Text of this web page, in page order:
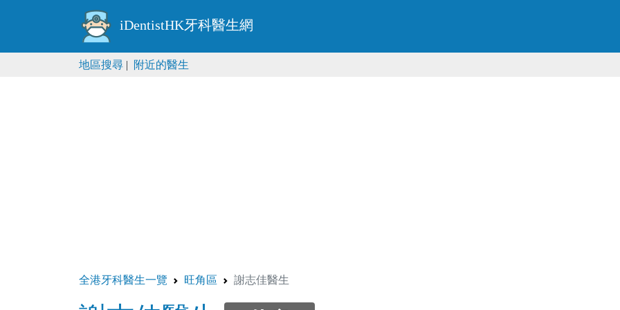
iDentistHK牙科醫生網
地區搜尋 | 附近的醫生
全港牙科醫生一覽 旺角區 謝志佳醫生